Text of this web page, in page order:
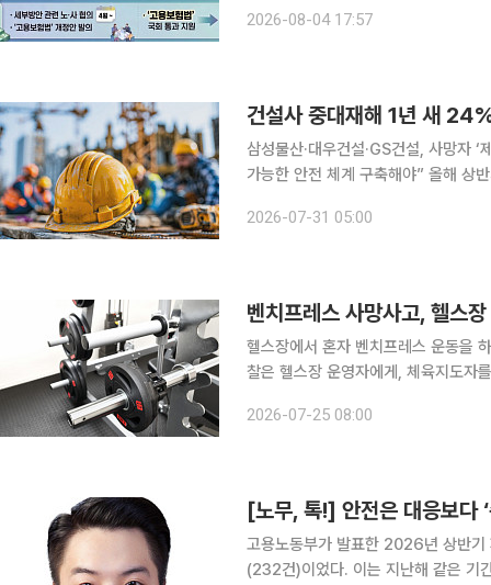
위해 최근 10년간 동일 유형 재해가
2026-08-04 17:57
건설사 중대재해 1년 새
삼성물산·대우건설·GS건설, 사망자
가능한 안전 체계 구축해야” 올해 상반기 건설업계의 중대재해 사망사고가 지난해 대비 큰 폭으로
분석된다. 다만 건설업은 여전히 산업
2026-07-31 05:00
헬스장에서 혼자 벤치프레스 운동을
찰은 헬스장 운영자에게, 체육지도자
안전을 어느 범위까지 관리해야 하는
2026-07-25 08:00
[노무, 톡!] 안전은 대응보다
고용노동부가 발표한 2026년 상반
(232건)이었다. 이는 지난해 같은